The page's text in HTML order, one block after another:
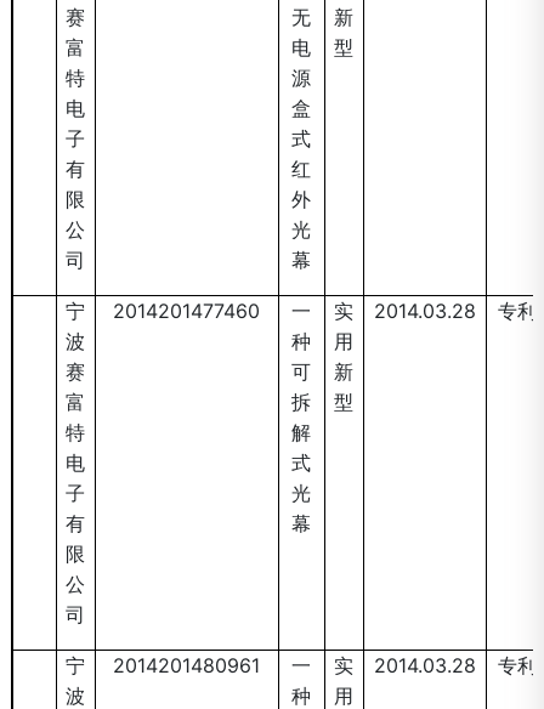
赛
富
特
电
子
有
限
公
司
无
电
源
盒
式
红
外
光
幕
新
型
宁
波
赛
富
特
电
子
有
限
公
司
2014201477460
一
种
可
拆
解
式
光
幕
实
用
新
型
2014.03.28 专利
宁
波
2014201480961
一
种
实
用
2014.03.28 专利